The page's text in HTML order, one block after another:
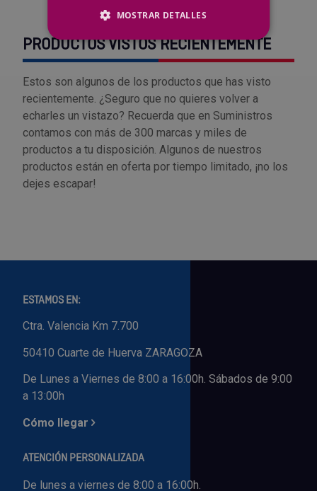
PRODUCTOS VISTOS RECIENTEMENTE
Estos son algunos de los productos que has visto
recientemente. ¿Seguro que no quieres volver a
echarles un vistazo? Recuerda que en Suministros
contamos con más de 300 marcas y miles de
productos a tu disposición. Algunos de nuestros
productos están en oferta por tiempo limitado, ¡no los
dejes escapar!
ESTAMOS EN:
Ctra. Valencia Km 7.700
50410 Cuarte de Huerva ZARAGOZA
De Lunes a Viernes de 8:00 a 16:00h. Sábados de 9:00
a 13:00h
Cómo llegar
ATENCIÓN PERSONALIZADA
De lunes a viernes de 8:00 a 16:00h.
MOSTRAR DETALLES